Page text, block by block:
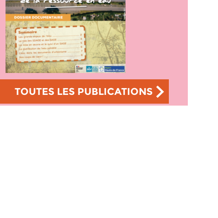
TOUTES LES PUBLICATIONS